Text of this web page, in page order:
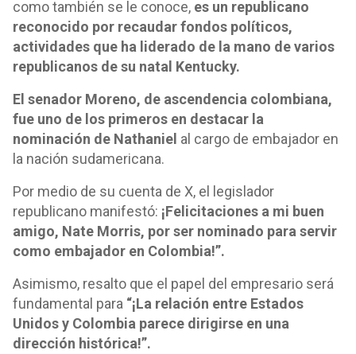
como también se le conoce, es un republicano
reconocido por recaudar fondos políticos,
actividades que ha liderado de la mano de varios
republicanos de su natal Kentucky.
El senador Moreno, de ascendencia colombiana,
fue uno de los primeros en destacar la
nominación de Nathaniel al cargo de embajador en
la nación sudamericana.
Por medio de su cuenta de X, el legislador
republicano manifestó: ¡Felicitaciones a mi buen
amigo, Nate Morris, por ser nominado para servir
como embajador en Colombia!”.
Asimismo, resalto que el papel del empresario será
fundamental para “¡La relación entre Estados
Unidos y Colombia parece dirigirse en una
dirección histórica!”.